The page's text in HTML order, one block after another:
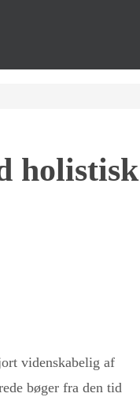
holistisk
videnskabelig af
bøger fra den tid